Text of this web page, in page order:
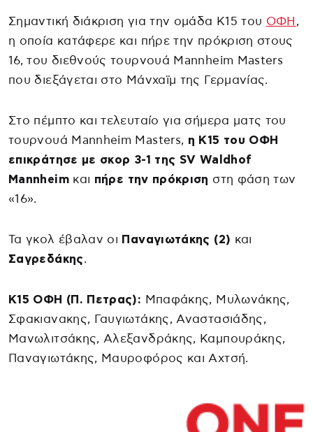
Σημαντική διάκριση για την ομάδα Κ15 του ΟΦΗ ,
η οποία κατάφερε και πήρε την πρόκριση στους
16, του διεθνούς τουρνουά Mannheim Masters
που διεξάγεται στο Μάνχαϊμ της Γερμανίας.
Στο πέμπτο και τελευταίο για σήμερα ματς του
τουρνουά Mannheim Masters, η Κ15 του ΟΦΗ
επικράτησε με σκορ 3-1 της SV Waldhof
Mannheimκαι πήρε την πρόκριση στη φάση των
«16».
Τα γκολ έβαλαν οι Παναγιωτάκης (2) και
Σαγρεδάκης.
Κ15 ΟΦΗ (Π. Πετρας): Μπαφάκης, Μυλωνάκης,
Σφακιανακης, Γαυγιωτάκης, Αναστασιάδης,
Μανωλιτσάκης, Αλεξανδράκης, Καμπουράκης,
Παναγιωτάκης, Μαυροφόρος και Αχτσή.